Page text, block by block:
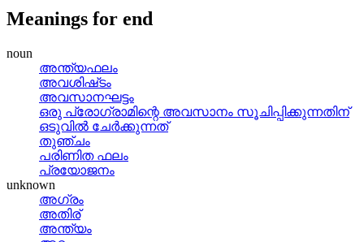
Meanings for end
noun
അന്ത്യഫലം
അവശിഷ്‌ടം
അവസാനഘട്ടം
ഒരു പ്രോഗ്രാമിന്റെ അവസാനം സൂചിപ്പിക്കുന്നതിന്‌
ഒടുവില്‍ ചേര്‍ക്കുന്നത്
തുഞ്ചം
പരിണിത ഫലം
പ്രയോജനം
unknown
അഗ്രം
അതിര്
അന്ത്യം